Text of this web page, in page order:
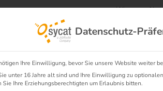
Wissen
Unternehmen
Datenschutz-
Ihre Einwilligung, bevor Sie unsere Website weiter
unter 16 Jahre alt sind und Ihre Einwilligung zu
Sie Ihre Erziehungsberechtigten um Erlaubnis bitten.